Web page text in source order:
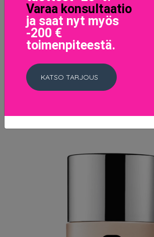
Original Liquid Mineral Foundation
46 EUR
Varaa konsultaatio
ja saat nyt myös
-200 €
toimenpiteestä.
KATSO TARJOUS